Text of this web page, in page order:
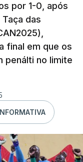
por 1-0, após
das
final em que os
penálti no limite